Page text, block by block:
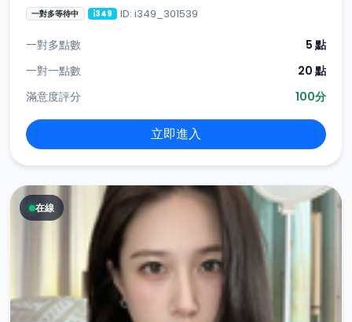
一對多等待中 i349 ID: i349_301539
一對多點數
5 點
一對一點數
20 點
滿意度評分
100分
立即進入
在線